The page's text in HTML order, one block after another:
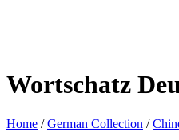
Wortschatz
Home /German Collection /